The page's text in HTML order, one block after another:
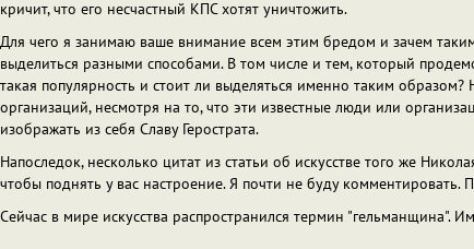
кричит, что его несчастный КПС хотят уничтожить.
Для чего я занимаю ваше внимание всем этим бредом и зачем
выделиться разными способами. В том числе и тем, который
такая популярность и стоит ли выделяться именно таким
организаций, несмотря на то, что эти известные люди или
изображать из себя Славу Герострата.
Напоследок, несколько цитат из статьи об искусстве того же
чтобы поднять у вас настроение. Я почти не буду комментировать.
Сейчас в мире искусства распространился термин "гельманщина".